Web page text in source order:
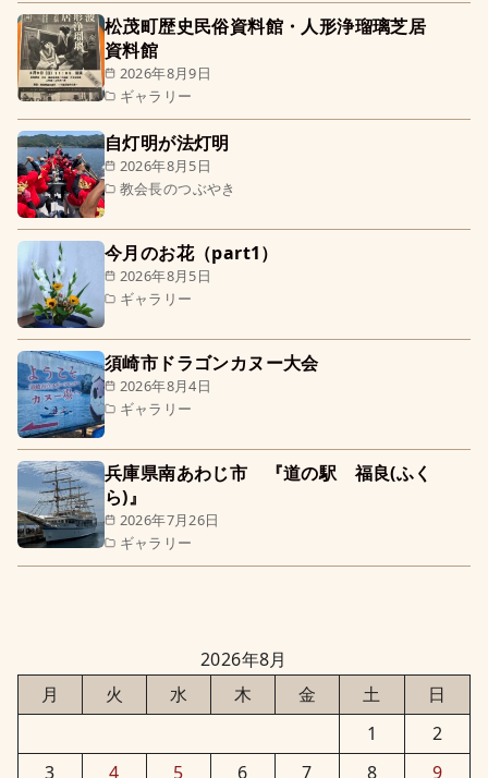
2026年8月9日
ギャラリー
松茂町歴史民俗資料館・人形浄瑠璃芝居
資料館
2026年8月5日
教会長のつぶやき
自灯明が法灯明
2026年8月5日
ギャラリー
今月のお花（part1）
2026年8月4日
ギャラリー
須崎市ドラゴンカヌー大会
2026年7月26日
ギャラリー
兵庫県南あわじ市 『道の駅 福良(ふく
ら)』
2026年8月
月
火 水 木 金 土
日
1
2
3
4 5 6 7 8
9